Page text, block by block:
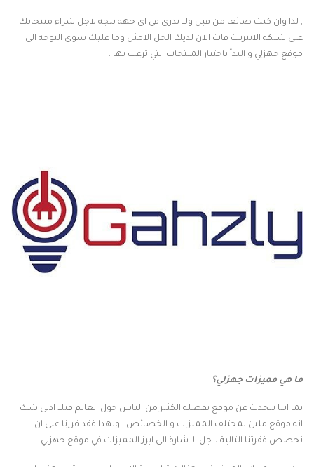
, لذا وان كنت ضائعا من قبل ولا تدري في اي جهة تتجه لاجل شراء منتجاتك
على شبكة الانترنت فات الان لديك الحل الامثل وما عليك سوى التوجه الى
موقع جهزلي و البدأ باختيار المنتجات التي ترغب بها .
ما هي مميزات جهزلي؟
بما اننا نتحدث عن موقع يفضله الكثير من الناس حول العالم فبلا ادنى شك
انه موقع مليئ بمختلف المميزات و الخصائص , ولهذا فقد قررنا على ان
نخصص فقرتنا التالية لاجل الاشارة الى ابرز المميزات في موقع جهزلي .